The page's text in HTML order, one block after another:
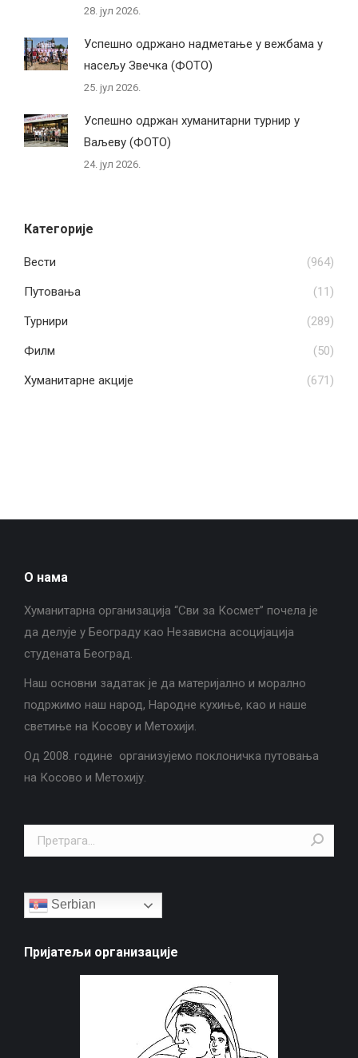
28. јул 2026.
Успешно одржано надметање у вежбама у
насељу Звечка (ФОТО)
25. јул 2026.
Успешно одржан хуманитарни турнир у
Ваљеву (ФОТО)
24. јул 2026.
Категорије
Вести (964)
Путовања (11)
Турнири (289)
Филм (50)
Хуманитарне акције (671)
О нама
Хуманитарна организација “Сви за Космет” почела је
да делује у Београду као Независна асоцијација
студената Београд.
Наш основни задатак је да материјално и морално
подржимо наш народ, Народне кухиње, као и наше
светиње на Косову и Метохији.
Од 2008. године организујемо поклоничка путовања
на Косово и Метохију.
Search:
Serbian
Пријатељи организације